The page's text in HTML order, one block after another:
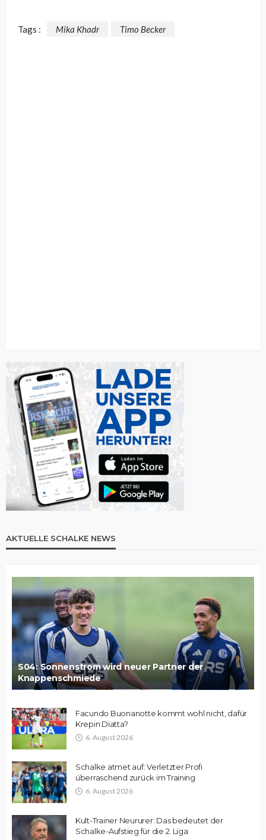
Tags : Mika Khadr Timo Becker
AKTUELLE SCHALKE NEWS
S04: Sonnenstrom wird neuer Partner der
Knappenschmiede
Facundo Buonanotte kommt wohl nicht, dafür
Krepin Diatta?
6. August 2026
Schalke atmet auf: Verletzter Profi
überraschend zurück im Training
6. August 2026
Kult-Trainer Neururer: Das bedeutet der
Schalke-Aufstieg für die 2. Liga